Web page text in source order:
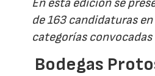
de 163 candidaturas en
categorías convocadas
Bodegas